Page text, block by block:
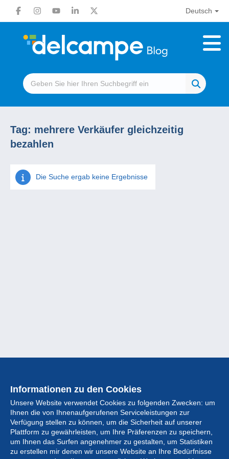
Deutsch
Tag: mehrere Verkäufer gleichzeitig
bezahlen
Die Suche ergab keine Ergebnisse
Informationen zu den Cookies
Unsere Website verwendet Cookies zu folgenden Zwecken: um
Ihnen die von Ihnenaufgerufenen Serviceleistungen zur
Verfügung stellen zu können, um die Sicherheit auf unserer
Plattform zu gewährleisten, um Ihre Präferenzen zu speichern,
um Ihnen das Surfen angenehmer zu gestalten, um Statistiken
zu erstellen mir denen wir unsere Website an Ihre Bedürfnisse